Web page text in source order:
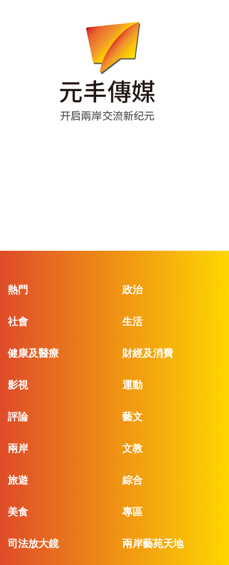
熱門 政治
社會 生活
健康及醫療 財經及消費
影視 運動
評論 藝文
兩岸 文教
旅遊 綜合
美食 專區
司法放大鏡 兩岸藝苑天地